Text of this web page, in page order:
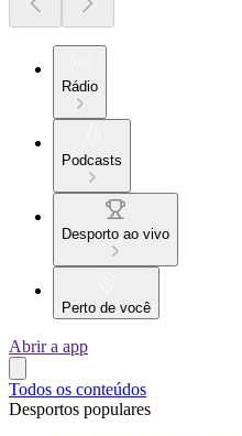
Rádio
Podcasts
Desporto ao vivo
Perto de você
Abrir a app
Todos os conteúdos
Desportos populares